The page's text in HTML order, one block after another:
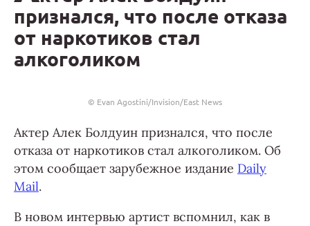
признался, что после отказа
от наркотиков стал
алкоголиком
© Evan Agostini/Invision/East News
Актер Алек Болдуин признался, что после
отказа от наркотиков стал алкоголиком. Об
этом сообщает зарубежное издание Daily
Mail.
В новом интервью артист вспомнил, как в